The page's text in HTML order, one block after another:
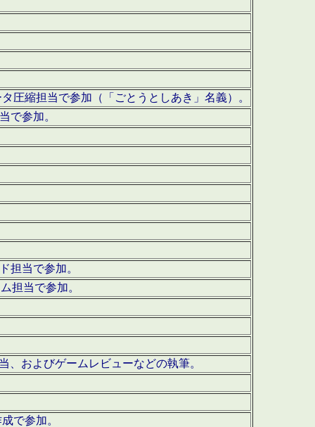
圧縮担当で参加（「ごとうとしあき」名義）。
で参加。
担当で参加。
担当で参加。
、およびゲームレビューなどの執筆。
で参加。